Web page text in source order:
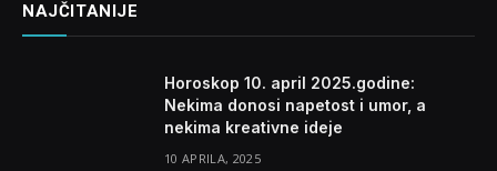
NAJČITANIJE
Horoskop 10. april 2025.godine:
Nekima donosi napetost i umor, a
nekima kreativne ideje
10 APRILA, 2025